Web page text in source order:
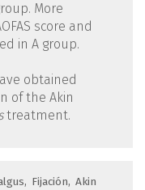
More
score and
in A group.
obtained
of the Akin
treatment.
Fijación Akin